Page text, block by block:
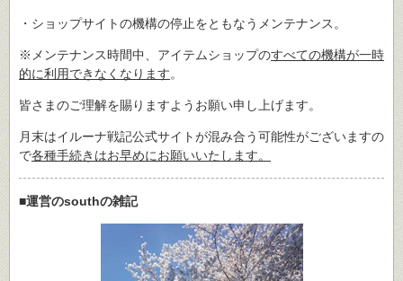
・ショップサイトの機構の停止をともなうメンテナンス。
※メンテナンス時間中、アイテムショップのすべての機構が一時
的に利用できなくなります。
皆さまのご理解を賜りますようお願い申し上げます。
月末はイルーナ戦記公式サイトが混み合う可能性がございますの
で各種手続きはお早めにお願いいたします。
■運営のsouthの雑記